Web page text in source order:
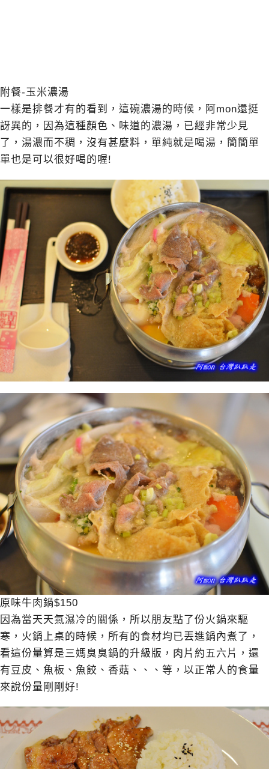
附餐-玉米濃湯
一樣是排餐才有的看到，這碗濃湯的時候，阿mon還挺
訝異的，因為這種顏色、味道的濃湯，已經非常少見
了，湯濃而不稠，沒有甚麼料，單純就是喝湯，簡簡單
單也是可以很好喝的喔!
原味牛肉鍋$150
因為當天天氣濕冷的關係，所以朋友點了份火鍋來驅
寒，火鍋上桌的時候，所有的食材均已丟進鍋內煮了，
看這份量算是三媽臭臭鍋的升級版，肉片約五六片，還
有豆皮、魚板、魚餃、香菇、、、等，以正常人的食量
來說份量剛剛好!